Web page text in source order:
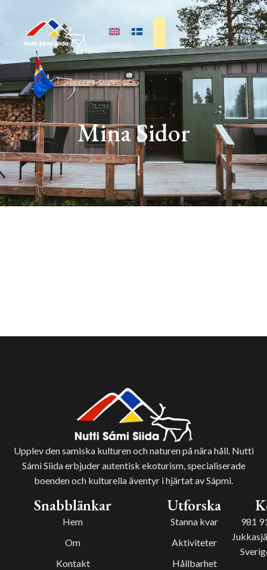
Mina Sidor
Upplev den samiska kulturen och naturen på nära håll. Nutti
Sámi Siida erbjuder autentisk ekoturism, specialiserade
boenden och kulturella äventyr i hjärtat av Sápmi.
Snabblänkar
Hem
Om
Kontakt
Utforska
Stanna kvar
Aktiviteter
Hållbarhet
981